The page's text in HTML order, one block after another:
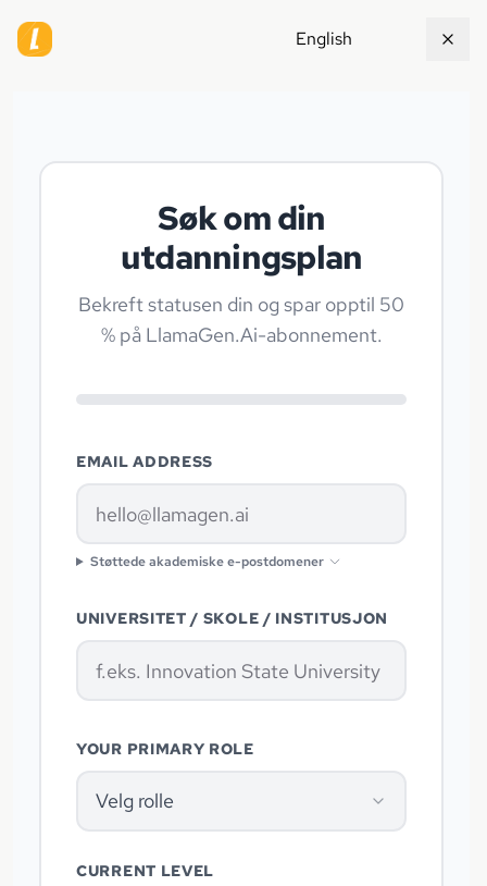
English
Søk om din
utdanningsplan
Bekreft statusen din og spar opptil 50
% på LlamaGen.Ai-abonnement.
EMAIL ADDRESS
Støttede akademiske e-postdomener
UNIVERSITET / SKOLE / INSTITUSJON
YOUR PRIMARY ROLE
Velg rolle
CURRENT LEVEL